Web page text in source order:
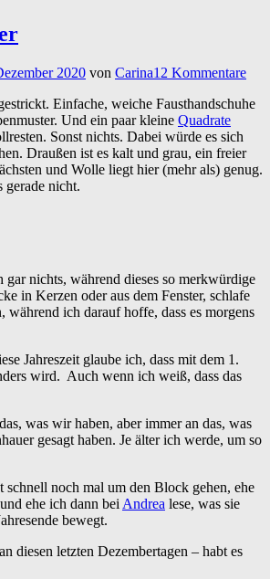
2020 von Carina12 Kommentare
Einfache, weiche Fausthandschuhe
Und ein paar kleine Quadrate
Sonst nichts. Dabei würde es sich
Draußen ist es kalt und grau, ein freier
und Wolle liegt hier (mehr als) genug.
gerade nicht.
gar nichts, während dieses so merkwürdige
in Kerzen oder aus dem Fenster, schlafe
während ich darauf hoffe, dass es morgens
Jahreszeit glaube ich, dass mit dem 1.
wird. Auch wenn ich weiß, dass das
was wir haben, aber immer an das, was
gesagt haben. Je älter ich werde, um so
schnell noch mal um den Block gehen, ehe
ehe ich dann bei Andrea lese, was sie
bewegt.
diesen letzten Dezembertagen – habt es